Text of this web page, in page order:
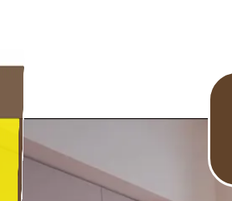
立，為台灣擁有 40 多年經驗的保險
家裝潢 DPS9000 符合現代裝潢設計